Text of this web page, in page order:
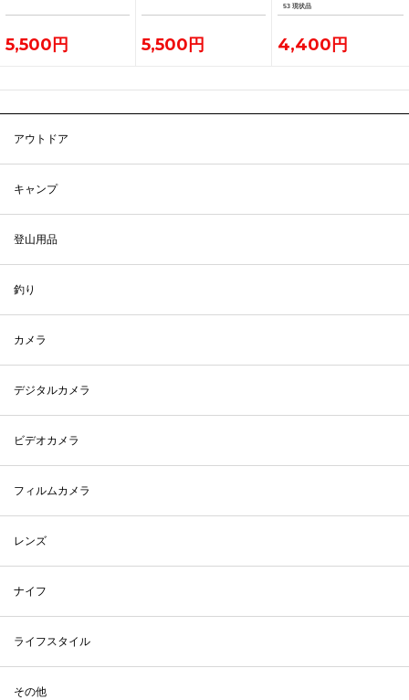
5,500円 5,500円
53 現状品
4,400円
アウトドア
キャンプ
登山用品
釣り
カメラ
デジタルカメラ
ビデオカメラ
フィルムカメラ
レンズ
ナイフ
ライフスタイル
その他